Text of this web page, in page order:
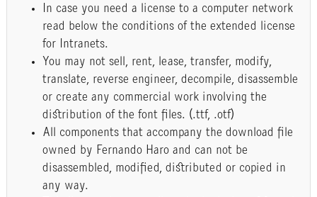
In case you need a license to a computer network
read below the conditions of the extended license
for Intranets.
You may not sell, rent, lease, transfer, modify,
translate, reverse engineer, decompile, disassemble
or create any commercial work involving the
distribution of the font files. (.ttf, .otf)
All components that accompany the download file
owned by Fernando Haro and can not be
disassembled, modified, distributed or copied in
any way.